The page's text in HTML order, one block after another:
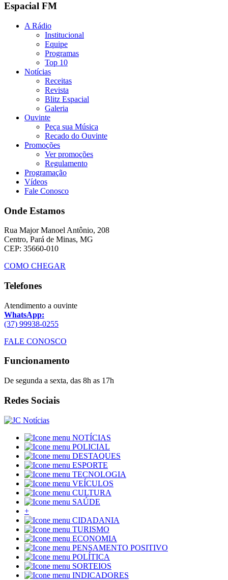
Espacial FM
A Rádio
Institucional
Equipe
Programas
Top 10
Notícias
Receitas
Revista
Blitz Espacial
Galeria
Ouvinte
Peça sua Música
Recado do Ouvinte
Promoções
Ver promoções
Regulamento
Programação
Vídeos
Fale Conosco
Onde Estamos
Rua Major Manoel Antônio, 208
Centro, Pará de Minas, MG
CEP: 35660-010
COMO CHEGAR
Telefones
Atendimento a ouvinte
WhatsApp:
(37) 99938-0255
FALE CONOSCO
Funcionamento
De segunda a sexta, das 8h as 17h
Redes Sociais
NOTÍCIAS
POLICIAL
DESTAQUES
ESPORTE
TECNOLOGIA
VEÍCULOS
CULTURA
SAÚDE
+
CIDADANIA
TURISMO
ECONOMIA
PENSAMENTO POSITIVO
POLÍTICA
SORTEIOS
INDICADORES